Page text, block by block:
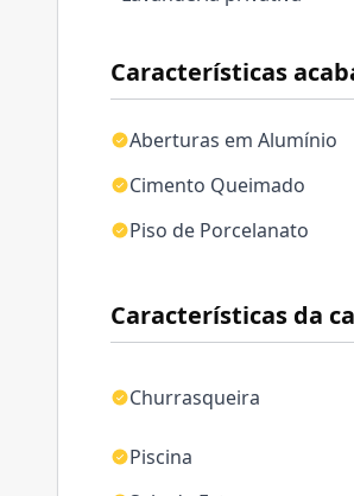
Características
Aberturas em Alumínio
Cimento Queimado
Piso de Porcelanato
Características da
Churrasqueira
Piscina